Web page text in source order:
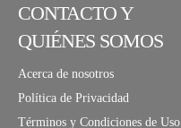
CONTACTO Y
QUIÉNES SOMOS
Acerca de nosotros
Política de Privacidad
Términos y Condiciones de Uso